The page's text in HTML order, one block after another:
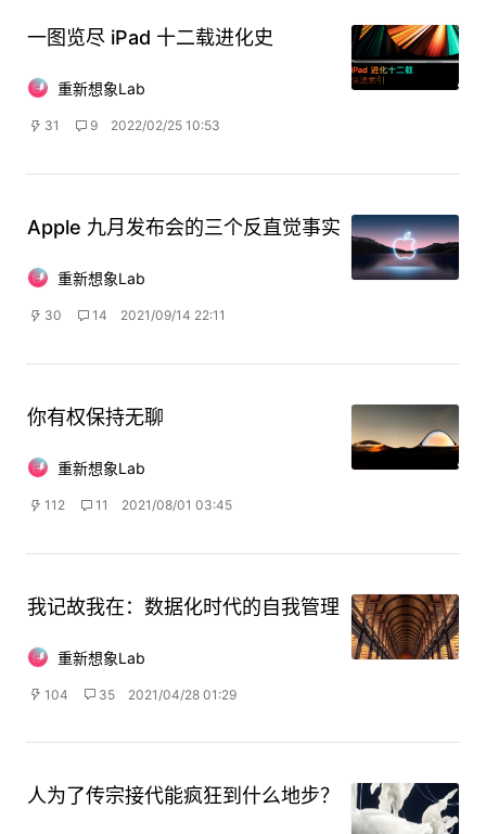
一图览尽 iPad 十二载进化史
重新想象Lab
31 9 2022/02/25 10:53
Apple 九月发布会的三个反直觉事实
重新想象Lab
30 14 2021/09/14 22:11
你有权保持无聊
重新想象Lab
112 11 2021/08/01 03:45
我记故我在：数据化时代的自我管理
重新想象Lab
104 35 2021/04/28 01:29
人为了传宗接代能疯狂到什么地步？